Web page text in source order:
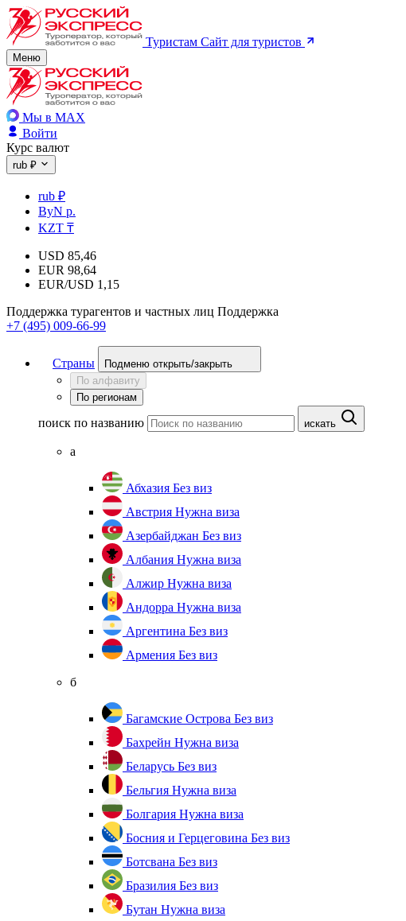
Туристам Сайт для туристов
Меню
Мы в MAX
Войти
Курс валют
rub ₽
rub ₽
ByN р.
KZT ₸
USD 85,46
EUR 98,64
EUR/USD 1,15
Поддержка турагентов и частных лиц Поддержка
+7 (495) 009-66-99
Страны
Подменю открыть/закрыть
По алфавиту
По регионам
поиск по названию искать
а
Абхазия Без виз
Австрия Нужна виза
Азербайджан Без виз
Албания Нужна виза
Алжир Нужна виза
Андорра Нужна виза
Аргентина Без виз
Армения Без виз
б
Багамские Острова Без виз
Бахрейн Нужна виза
Беларусь Без виз
Бельгия Нужна виза
Болгария Нужна виза
Босния и Герцеговина Без виз
Ботсвана Без виз
Бразилия Без виз
Бутан Нужна виза